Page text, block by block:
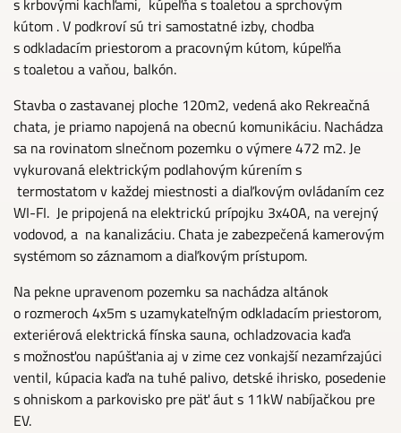
s krbovými kachľami, kúpeľňa s toaletou a sprchovým
kútom . V podkroví sú tri samostatné izby, chodba
s odkladacím priestorom a pracovným kútom, kúpeľňa
s toaletou a vaňou, balkón.
Stavba o zastavanej ploche 120m2, vedená ako Rekreačná
chata, je priamo napojená na obecnú komunikáciu. Nachádza
sa na rovinatom slnečnom pozemku o výmere 472 m2. Je
vykurovaná elektrickým podlahovým kúrením s
termostatom v každej miestnosti a diaľkovým ovládaním cez
WI-FI. Je pripojená na elektrickú prípojku 3x40A, na verejný
vodovod, a na kanalizáciu. Chata je zabezpečená kamerovým
systémom so záznamom a diaľkovým prístupom.
Na pekne upravenom pozemku sa nachádza altánok
o rozmeroch 4x5m s uzamykateľným odkladacím priestorom,
exteriérová elektrická fínska sauna, ochladzovacia kaďa
s možnosťou napúšťania aj v zime cez vonkajší nezamŕzajúci
ventil, kúpacia kaďa na tuhé palivo, detské ihrisko, posedenie
s ohniskom a parkovisko pre päť áut s 11kW nabíjačkou pre
EV.